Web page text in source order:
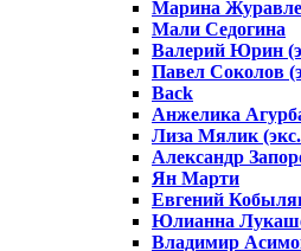
Марина
Мали Седогина
Валерий Юрин
Павел Соколов
Back
Анжелика
Лиза Мялик
Александр
Ян Марти
Евгений
Юлианна
Владимир